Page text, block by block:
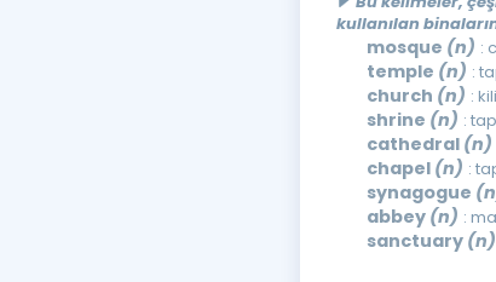
kullanılan
mosque (n) :
temple (n) :
church (n) :
shrine (n) :
cathedral (n)
chapel (n) :
synagogue
abbey (n) :
sanctuary (n)